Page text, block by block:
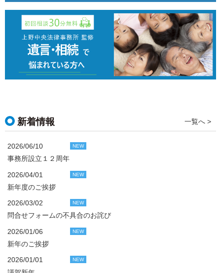
新着情報 一覧へ >
2026/06/10 NEW
事務所設立１２周年
2026/04/01 NEW
新年度のご挨拶
2026/03/02 NEW
問合せフォームの不具合のお詫び
2026/01/06 NEW
新年のご挨拶
2026/01/01 NEW